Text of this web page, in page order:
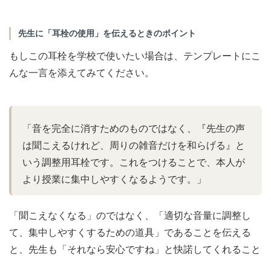
先生に「耳栓の使用」を伝えるときのポイント
もしこの耳栓を学校で使いたい場合は、テンプレートにこ
んな一言を添えてみてください。
「音を完全に消すためのものではなく、『先生の声
は聞こえるけれど、周りの雑音だけを和らげる』と
いう調整用耳栓です。これをつけることで、本人が
より授業に集中しやすくなるようです。」
「聞こえなくなる」のではなく、「適切な音量に調整し
て、集中しやすくするための道具」であることを伝える
と、先生も「それなら安心ですね」と快諾してくれること